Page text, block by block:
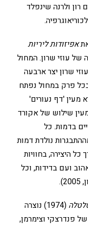
רון ולרנה שינפלד
אפיזודות ליריות
של עוזי שרון. המחול
שרון יצר ארבעה
פרק במחול נפתח
מעין 'דף נעורים'
שילוש של אקורד
בדמות. כל
נולדת דמות
היצירה, בחוויות
ועם בדידות, וכל
(1974) נוצרה
פנדרצקי וצימרמן,